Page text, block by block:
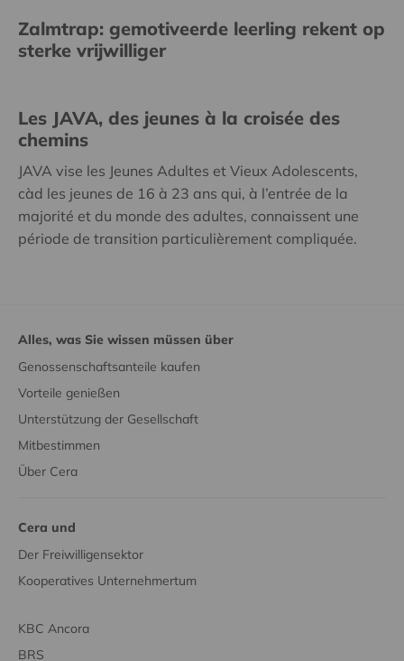
Zalmtrap: gemotiveerde leerling rekent op
sterke vrijwilliger
Les JAVA, des jeunes à la croisée des
chemins
JAVA vise les Jeunes Adultes et Vieux Adolescents,
càd les jeunes de 16 à 23 ans qui, à l’entrée de la
majorité et du monde des adultes, connaissent une
période de transition particulièrement compliquée.
Alles, was Sie wissen müssen über
Genossenschaftsanteile kaufen
Vorteile genießen
Unterstützung der Gesellschaft
Mitbestimmen
Über Cera
Cera und
Der Freiwilligensektor
Kooperatives Unternehmertum
KBC Ancora
BRS